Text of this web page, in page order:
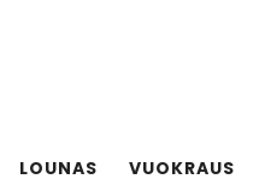
LOUNAS VUOKRAUS